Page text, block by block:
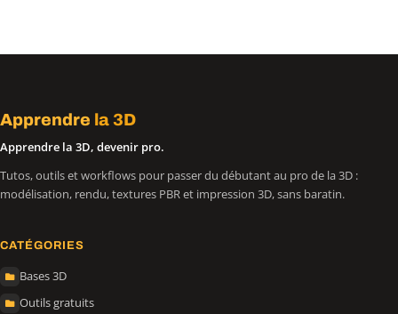
Apprendre la 3D
Apprendre la 3D, devenir pro.
Tutos, outils et workflows pour passer du débutant au pro de la 3D :
modélisation, rendu, textures PBR et impression 3D, sans baratin.
CATÉGORIES
Bases 3D
Outils gratuits